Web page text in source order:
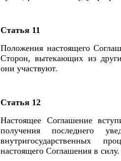
Статья 11
Положения настоящего
Сторон, вытекающих из
они участвуют.
Статья 12
Настоящее Соглашение
получения последнего
внутригосударственных
настоящего Соглашения в силу.